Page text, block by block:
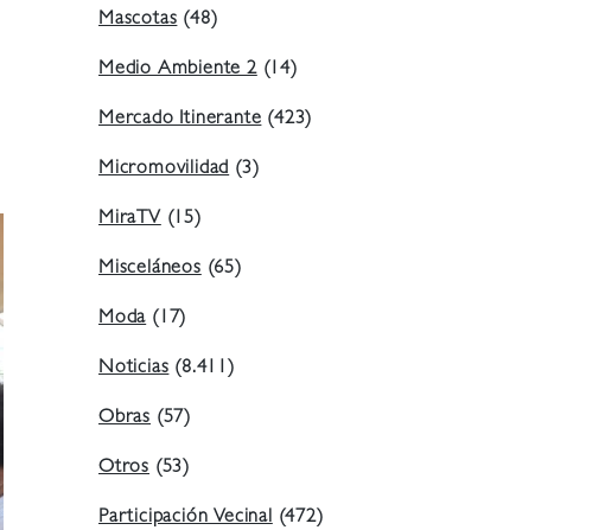
Mascotas(48)
Medio Ambiente 2(14)
Mercado Itinerante(423)
Micromovilidad(3)
MiraTV(15)
Misceláneos(65)
Moda(17)
Noticias(8.411)
Obras (57)
Otros (53)
Participación Vecinal(472)